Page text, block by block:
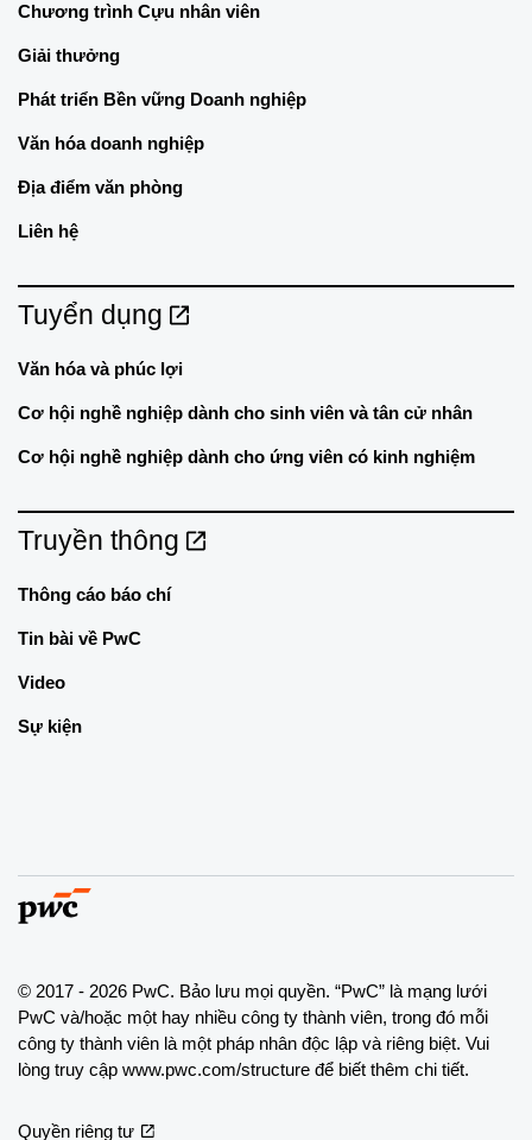
Chương trình Cựu nhân viên
Giải thưởng
Phát triển Bền vững Doanh nghiệp
Văn hóa doanh nghiệp
Địa điểm văn phòng
Liên hệ
Tuyển dụng
Văn hóa và phúc lợi
Cơ hội nghề nghiệp dành cho sinh viên và tân cử nhân
Cơ hội nghề nghiệp dành cho ứng viên có kinh nghiệm
Truyền thông
Thông cáo báo chí
Tin bài về PwC
Video
Sự kiện
© 2017 - 2026 PwC. Bảo lưu mọi quyền. “PwC” là mạng lưới
PwC và/hoặc một hay nhiều công ty thành viên, trong đó mỗi
công ty thành viên là một pháp nhân độc lập và riêng biệt. Vui
lòng truy cập www.pwc.com/structure để biết thêm chi tiết.
Quyền riêng tư